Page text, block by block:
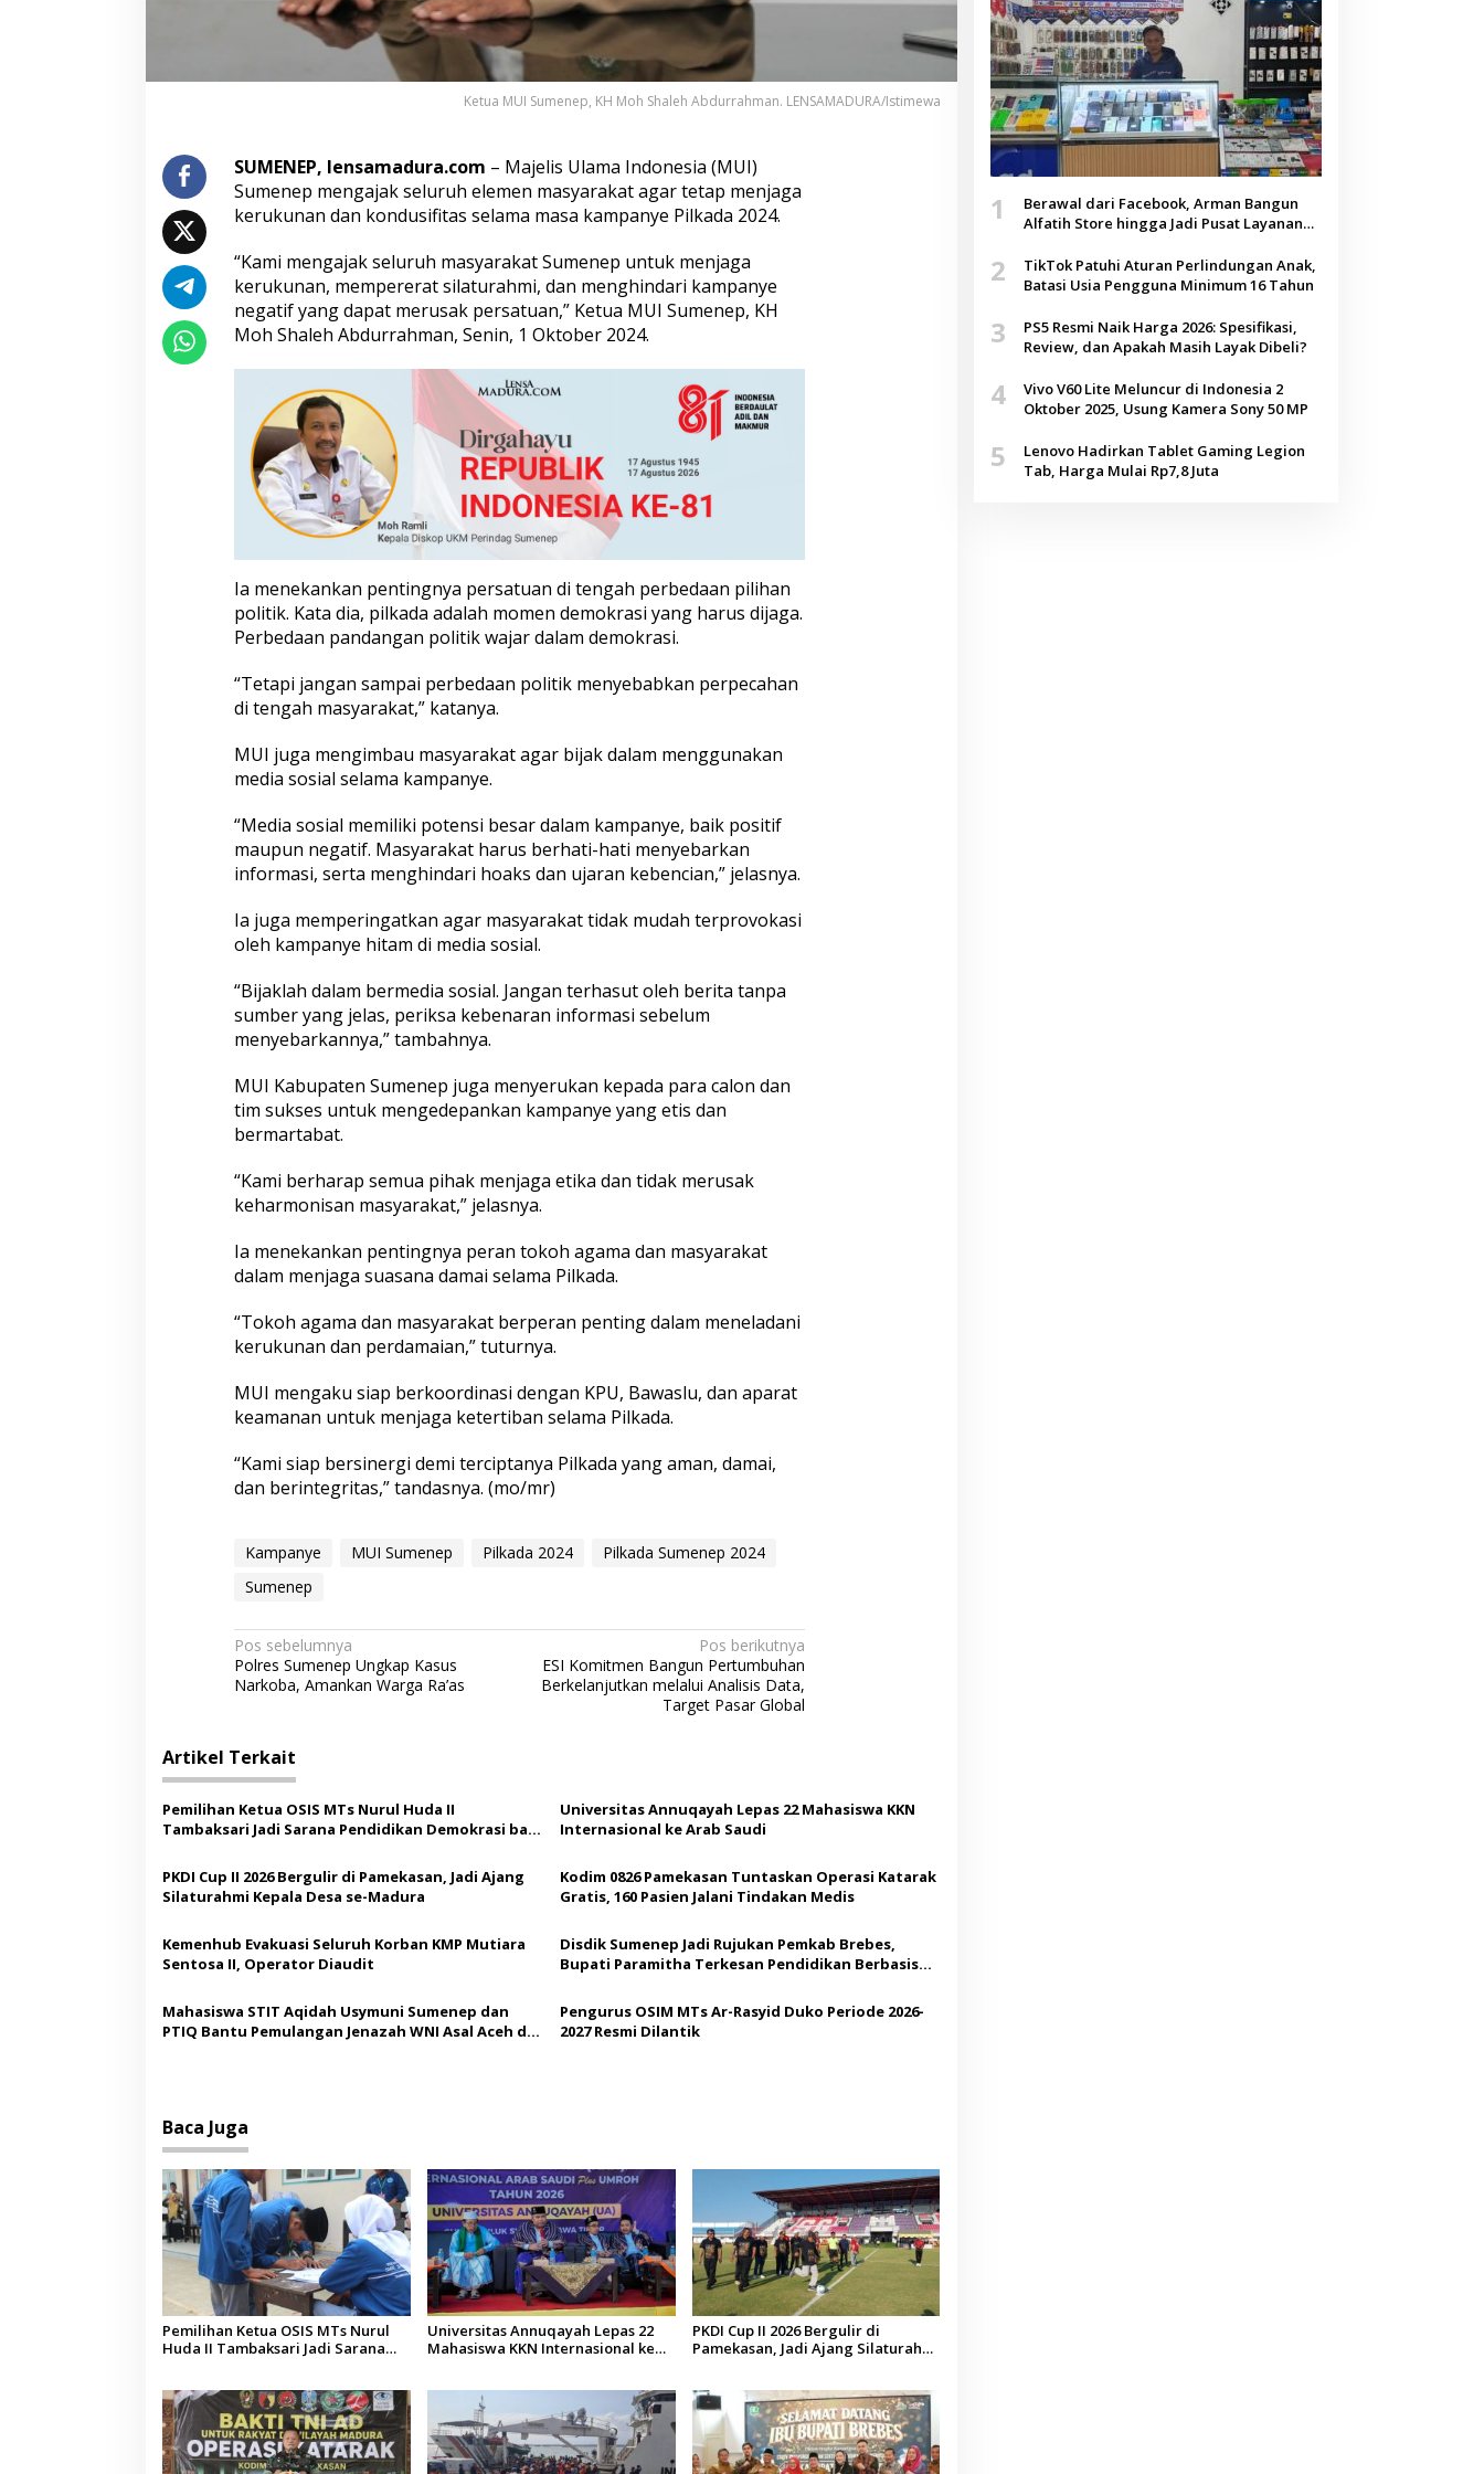
n
K
i
f
s
e
a
m
a
M
a
a
K
a
m
p
a
n
y
e
l
k
a
a
2
0
4
Ketua MUI Sumenep, KH Moh Shaleh Abdurrahman. LENSAMADURA/Istimewa
SUMENEP, lensamadura.com – Majelis Ulama Indonesia (MUI)
Sumenep mengajak seluruh elemen masyarakat agar tetap menjaga
kerukunan dan kondusifitas selama masa kampanye Pilkada 2024.
“Kami mengajak seluruh masyarakat Sumenep untuk menjaga
kerukunan, mempererat silaturahmi, dan menghindari kampanye
negatif yang dapat merusak persatuan,” Ketua MUI Sumenep, KH
Moh Shaleh Abdurrahman, Senin, 1 Oktober 2024.
Ia menekankan pentingnya persatuan di tengah perbedaan pilihan
politik. Kata dia, pilkada adalah momen demokrasi yang harus dijaga.
Perbedaan pandangan politik wajar dalam demokrasi.
“Tetapi jangan sampai perbedaan politik menyebabkan perpecahan
di tengah masyarakat,” katanya.
MUI juga mengimbau masyarakat agar bijak dalam menggunakan
media sosial selama kampanye.
“Media sosial memiliki potensi besar dalam kampanye, baik positif
maupun negatif. Masyarakat harus berhati-hati menyebarkan
informasi, serta menghindari hoaks dan ujaran kebencian,” jelasnya.
Ia juga memperingatkan agar masyarakat tidak mudah terprovokasi
oleh kampanye hitam di media sosial.
“Bijaklah dalam bermedia sosial. Jangan terhasut oleh berita tanpa
sumber yang jelas, periksa kebenaran informasi sebelum
menyebarkannya,” tambahnya.
MUI Kabupaten Sumenep juga menyerukan kepada para calon dan
tim sukses untuk mengedepankan kampanye yang etis dan
bermartabat.
“Kami berharap semua pihak menjaga etika dan tidak merusak
keharmonisan masyarakat,” jelasnya.
Ia menekankan pentingnya peran tokoh agama dan masyarakat
dalam menjaga suasana damai selama Pilkada.
“Tokoh agama dan masyarakat berperan penting dalam meneladani
kerukunan dan perdamaian,” tuturnya.
MUI mengaku siap berkoordinasi dengan KPU, Bawaslu, dan aparat
keamanan untuk menjaga ketertiban selama Pilkada.
“Kami siap bersinergi demi terciptanya Pilkada yang aman, damai,
dan berintegritas,” tandasnya. (mo/mr)
Kampanye MUI Sumenep Pilkada 2024
Pilkada Sumenep 2024
Sumenep
N
a
i
g
a
s
i
p
o
s
Pos sebelumnya
Polres Sumenep Ungkap Kasus
Narkoba, Amankan Warga Ra’as
Pos berikutnya
ESI Komitmen Bangun Pertumbuhan
Berkelanjutkan melalui Analisis Data,
Target Pasar Global
Artikel Terkait
Pemilihan Ketua OSIS MTs Nurul Huda II
Tambaksari Jadi Sarana Pendidikan Demokrasi bagi
Universitas Annuqayah Lepas 22 Mahasiswa KKN
Internasional ke Arab Saudi
PKDI Cup II 2026 Bergulir di Pamekasan, Jadi Ajang
Silaturahmi Kepala Desa se-Madura
Kodim 0826 Pamekasan Tuntaskan Operasi Katarak
Gratis, 160 Pasien Jalani Tindakan Medis
Kemenhub Evakuasi Seluruh Korban KMP Mutiara
Sentosa II, Operator Diaudit
Disdik Sumenep Jadi Rujukan Pemkab Brebes,
Bupati Paramitha Terkesan Pendidikan Berbasis
Mahasiswa STIT Aqidah Usymuni Sumenep dan
PTIQ Bantu Pemulangan Jenazah WNI Asal Aceh di
Pengurus OSIM MTs Ar-Rasyid Duko Periode 2026-
2027 Resmi Dilantik
Baca Juga
Pemilihan Ketua OSIS MTs Nurul
Huda II Tambaksari Jadi Sarana
Universitas Annuqayah Lepas 22
Mahasiswa KKN Internasional ke
PKDI Cup II 2026 Bergulir di
Pamekasan, Jadi Ajang Silaturahmi
1
Berawal dari Facebook, Arman Bangun
Alfatih Store hingga Jadi Pusat Layanan
2
TikTok Patuhi Aturan Perlindungan Anak,
Batasi Usia Pengguna Minimum 16 Tahun
3
PS5 Resmi Naik Harga 2026: Spesifikasi,
Review, dan Apakah Masih Layak Dibeli?
4
Vivo V60 Lite Meluncur di Indonesia 2
Oktober 2025, Usung Kamera Sony 50 MP
5
Lenovo Hadirkan Tablet Gaming Legion
Tab, Harga Mulai Rp7,8 Juta